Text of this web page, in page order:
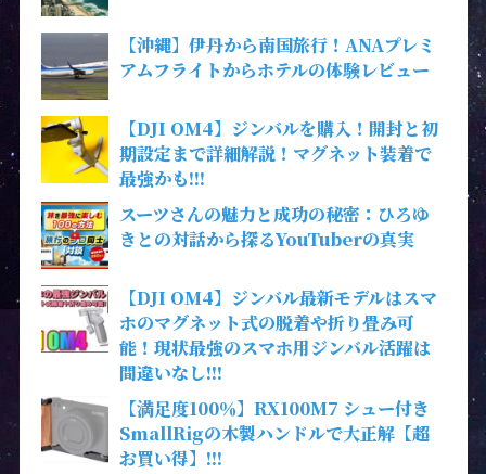
【沖縄】伊丹から南国旅行！ANAプレミ
アムフライトからホテルの体験レビュー
【DJI OM4】ジンバルを購入！開封と初
期設定まで詳細解説！マグネット装着で
最強かも!!!
スーツさんの魅力と成功の秘密：ひろゆ
きとの対話から探るYouTuberの真実
【DJI OM4】ジンバル最新モデルはスマ
ホのマグネット式の脱着や折り畳み可
能！現状最強のスマホ用ジンバル活躍は
間違いなし!!!
【満足度100％】RX100M7 シュー付き
SmallRigの木製ハンドルで大正解【超
お買い得】!!!